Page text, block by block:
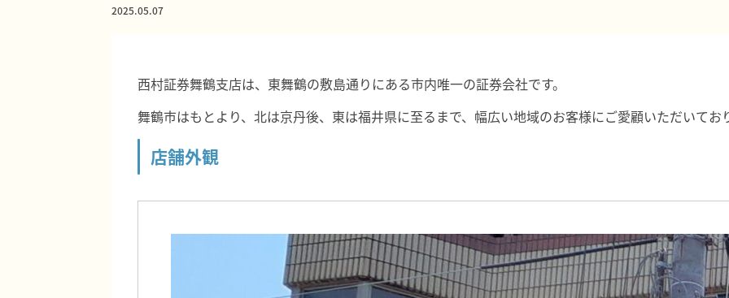
2025.05.07
西村証券舞鶴支店は、東舞鶴の敷島通りにある市内唯一の証券会社です。
舞鶴市はもとより、北は京丹後、東は福井県に至るまで、幅広い地域のお客様にご愛顧いただいてお
店舗外観